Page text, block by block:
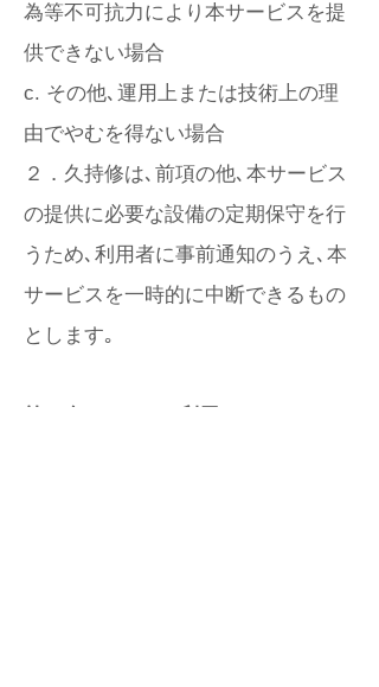
為等不可抗力により本サービスを提
供できない場合
c. その他､運用上または技術上の理
由でやむを得ない場合
２．久持修は､前項の他､本サービス
の提供に必要な設備の定期保守を行
うため､利用者に事前通知のうえ､本
サービスを一時的に中断できるもの
とします｡